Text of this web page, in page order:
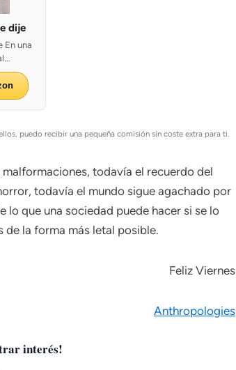
dije
En una
puedo recibir una pequeña comisión sin coste extra para ti.
todavía el recuerdo del
todavía el mundo sigue agachado por
que una sociedad puede hacer si se lo
de la forma más letal posible.
Feliz Viernes
Anthropologies
interés!